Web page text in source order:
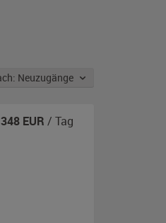
Sortieren nach: Neuzugänge
348 EUR / Tag